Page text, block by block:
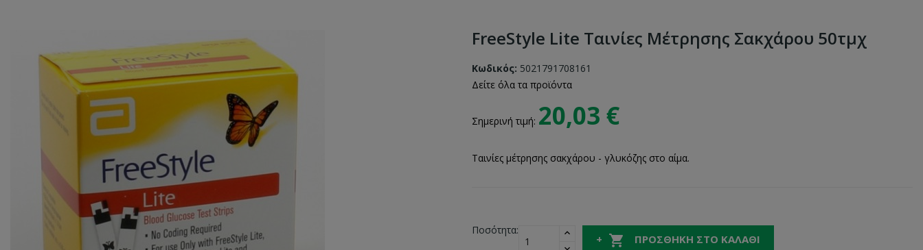
FreeStyle Lite Ταινίες Μέτρησης Σακχάρου 50τμχ
Κωδικός: 5021791708161
Δείτε όλα τα προϊόντα
Σημερινή τιμή: 20,03 €
Ταινίες μέτρησης σακχάρου - γλυκόζης στο αίμα.
Ποσότητα:
 ΠΡΟΣΘΉΚΗ ΣΤΟ ΚΑΛΆΘΙ